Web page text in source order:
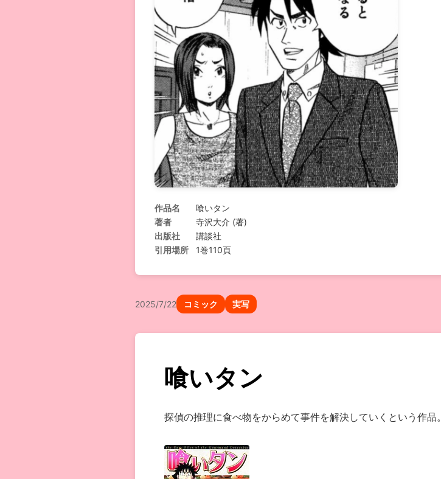
作品名
喰いタン
著者
寺沢大介 (著)
出版社
講談社
引用場所
1巻110頁
2025/7/22 コミック 実写
喰いタン
探偵の推理に食べ物をからめて事件を解決していくという作品。